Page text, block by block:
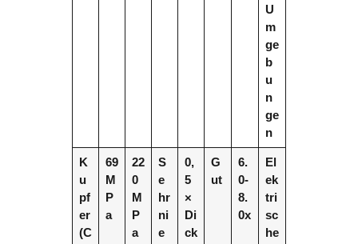
U
m
ge
b
u
n
ge
n
K
u
pf
er
(C
69
M
P
a
22
0
M
P
a
S
e
hr
ni
e
0,
5
×
Di
ck
G
ut
6.
0-
8.
0x
El
ek
tri
sc
he